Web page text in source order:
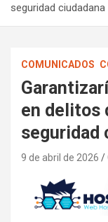
seguridad ciudadana
COMUNICADOS
en delitos
seguridad
9 de abril de 2026